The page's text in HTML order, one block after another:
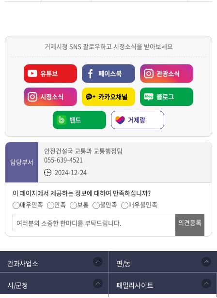
거제시청 SNS 팔로우하고 시정소식을 받아보세요
유튜브 페이스북 관광소식
시정소식 카카오채널 블로그
밴드 거제랑
담당부서
안전건설국 교통과 교통행정팀
055-639-4521
2024-12-24
이 페이지에서 제공하는 정보에 대하여 만족하십니까?
매우만족
만족 보통 불만족
매우불만족
의견등록
관과사업소 면/동
시/군청 패밀리사이트